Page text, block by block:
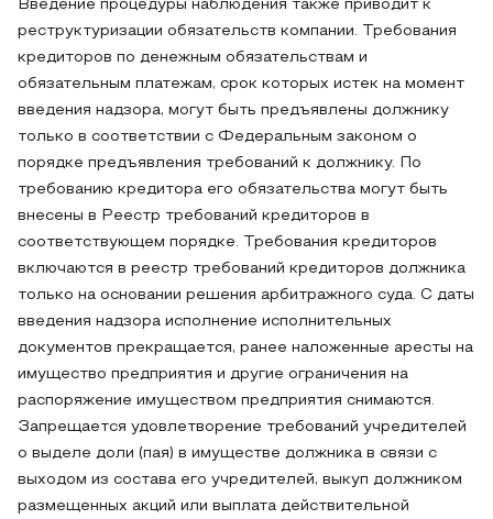
Введение процедуры наблюдения также приводит к
реструктуризации обязательств компании. Требования
кредиторов по денежным обязательствам и
обязательным платежам, срок которых истек на момент
введения надзора, могут быть предъявлены должнику
только в соответствии с Федеральным законом о
порядке предъявления требований к должнику. По
требованию кредитора его обязательства могут быть
внесены в Реестр требований кредиторов в
соответствующем порядке. Требования кредиторов
включаются в реестр требований кредиторов должника
только на основании решения арбитражного суда. С даты
введения надзора исполнение исполнительных
документов прекращается, ранее наложенные аресты на
имущество предприятия и другие ограничения на
распоряжение имуществом предприятия снимаются.
Запрещается удовлетворение требований учредителей
о выделе доли (пая) в имуществе должника в связи с
выходом из состава его учредителей, выкуп должником
размещенных акций или выплата действительной